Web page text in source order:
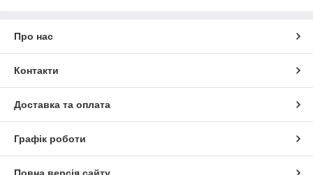
Про нас
Контакти
Доставка та оплата
Графік роботи